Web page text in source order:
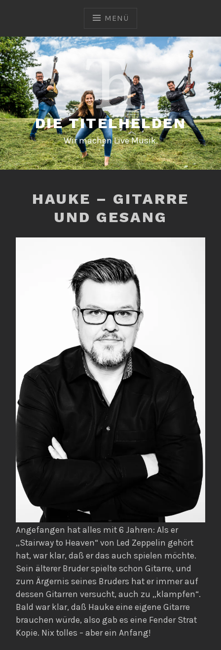
MENÜ
DIE TITELHELDEN
Wir machen Live Musik.
HAUKE – GITARRE
UND GESANG
Angefangen hat alles mit 6 Jahren: Als er
„Stairway to Heaven“ von Led Zeppelin gehört
hat, war klar, daß er das auch spielen möchte.
Sein älterer Bruder spielte schon Gitarre, und
zum Ärgernis seines Bruders hat er immer auf
dessen Gitarren versucht, auch zu „klampfen“.
Bald war klar, daß Hauke eine eigene Gitarre
brauchen würde, also gab es eine Fender Strat
Kopie. Nix tolles – aber ein Anfang!